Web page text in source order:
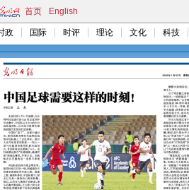
首页 English
政 国际 时评 理论 文化 科技